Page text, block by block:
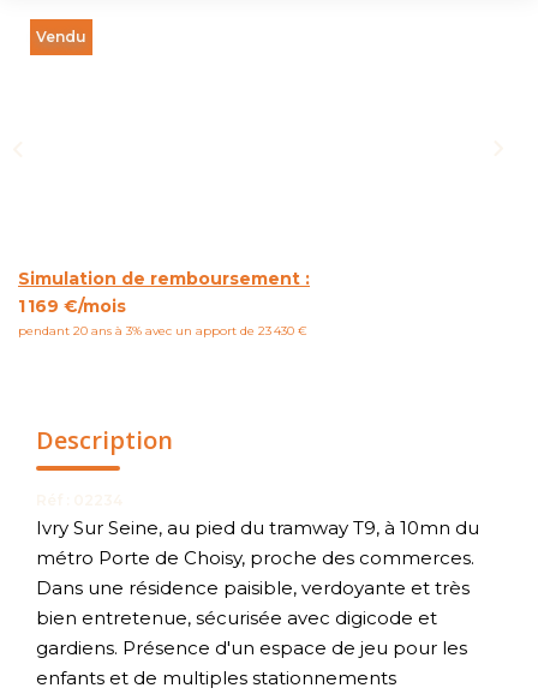
Vendu
Simulation de remboursement :
1 169 €/mois
pendant 20 ans à 3% avec un apport de 23 430 €
Description
Ivry Sur Seine, au pied du tramway T9, à 10mn du
métro Porte de Choisy, proche des commerces.
Dans une résidence paisible, verdoyante et très
bien entretenue, sécurisée avec digicode et
gardiens. Présence d'un espace de jeu pour les
enfants et de multiples stationnements